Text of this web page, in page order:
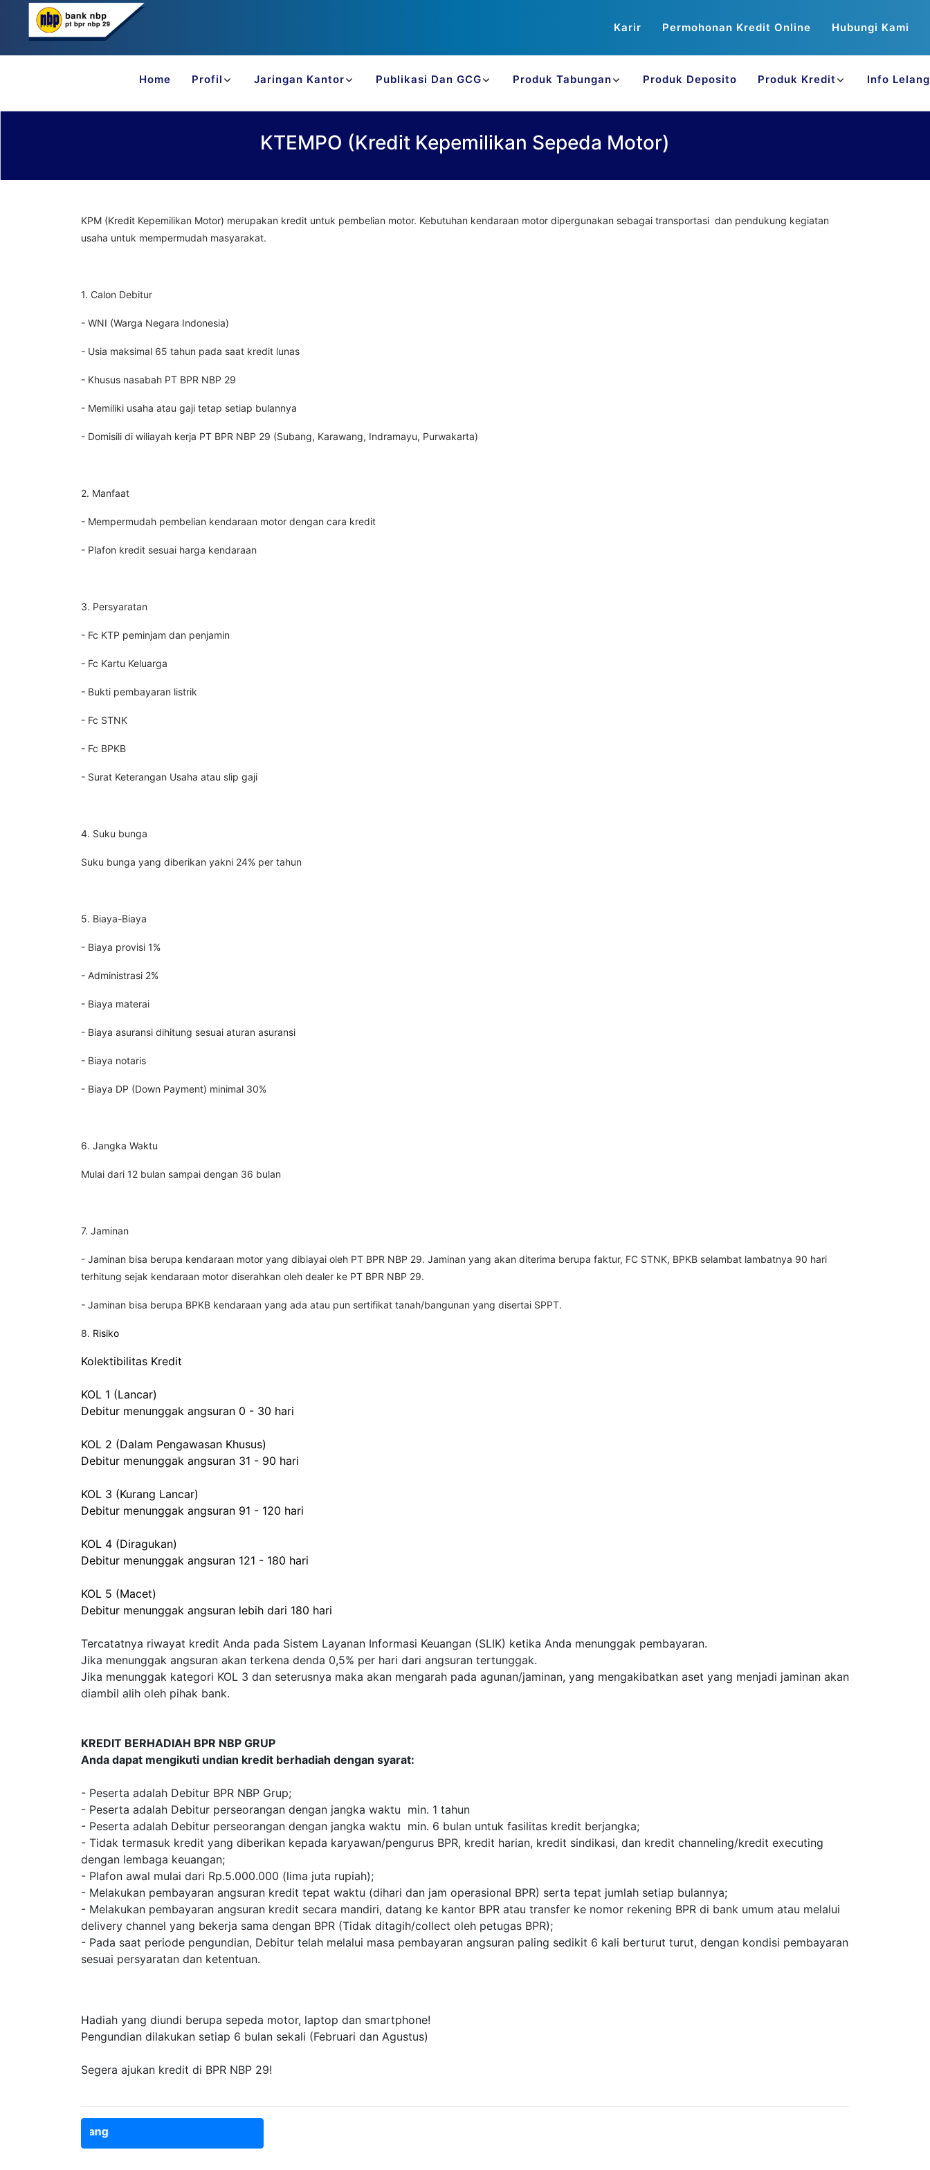
Karir Permohonan Kredit Online Hubungi Kami
Home Profil Jaringan Kantor Publikasi Dan GCG Produk Tabungan Produk Deposito Produk Kredit Info Lelang
KTEMPO (Kredit Kepemilikan Sepeda Motor)
KPM (Kredit Kepemilikan Motor) merupakan kredit untuk pembelian motor. Kebutuhan kendaraan motor dipergunakan sebagai transportasi dan pendukung kegiatan
usaha untuk mempermudah masyarakat.
1. Calon Debitur
- WNI (Warga Negara Indonesia)
- Usia maksimal 65 tahun pada saat kredit lunas
- Khusus nasabah PT BPR NBP 29
- Memiliki usaha atau gaji tetap setiap bulannya
- Domisili di wiliayah kerja PT BPR NBP 29 (Subang, Karawang, Indramayu, Purwakarta)
2. Manfaat
- Mempermudah pembelian kendaraan motor dengan cara kredit
- Plafon kredit sesuai harga kendaraan
3. Persyaratan
- Fc KTP peminjam dan penjamin
- Fc Kartu Keluarga
- Bukti pembayaran listrik
- Fc STNK
- Fc BPKB
- Surat Keterangan Usaha atau slip gaji
4. Suku bunga
Suku bunga yang diberikan yakni 24% per tahun
5. Biaya-Biaya
- Biaya provisi 1%
- Administrasi 2%
- Biaya materai
- Biaya asuransi dihitung sesuai aturan asuransi
- Biaya notaris
- Biaya DP (Down Payment) minimal 30%
6. Jangka Waktu
Mulai dari 12 bulan sampai dengan 36 bulan
7. Jaminan
- Jaminan bisa berupa kendaraan motor yang dibiayai oleh PT BPR NBP 29. Jaminan yang akan diterima berupa faktur, FC STNK, BPKB selambat lambatnya 90 hari
terhitung sejak kendaraan motor diserahkan oleh dealer ke PT BPR NBP 29.
- Jaminan bisa berupa BPKB kendaraan yang ada atau pun sertifikat tanah/bangunan yang disertai SPPT.
8. Risiko
Kolektibilitas Kredit
KOL 1 (Lancar)
Debitur menunggak angsuran 0 - 30 hari
KOL 2 (Dalam Pengawasan Khusus)
Debitur menunggak angsuran 31 - 90 hari
KOL 3 (Kurang Lancar)
Debitur menunggak angsuran 91 - 120 hari
KOL 4 (Diragukan)
Debitur menunggak angsuran 121 - 180 hari
KOL 5 (Macet)
Debitur menunggak angsuran lebih dari 180 hari
Tercatatnya riwayat kredit Anda pada Sistem Layanan Informasi Keuangan (SLIK) ketika Anda menunggak pembayaran.
Jika menunggak angsuran akan terkena denda 0,5% per hari dari angsuran tertunggak.
Jika menunggak kategori KOL 3 dan seterusnya maka akan mengarah pada agunan/jaminan, yang mengakibatkan aset yang menjadi jaminan akan
diambil alih oleh pihak bank.
KREDIT BERHADIAH BPR NBP GRUP
Anda dapat mengikuti undian kredit berhadiah dengan syarat:
- Peserta adalah Debitur BPR NBP Grup;
- Peserta adalah Debitur perseorangan dengan jangka waktu min. 1 tahun
- Peserta adalah Debitur perseorangan dengan jangka waktu min. 6 bulan untuk fasilitas kredit berjangka;
- Tidak termasuk kredit yang diberikan kepada karyawan/pengurus BPR, kredit harian, kredit sindikasi, dan kredit channeling/kredit executing
dengan lembaga keuangan;
- Plafon awal mulai dari Rp.5.000.000 (lima juta rupiah);
- Melakukan pembayaran angsuran kredit tepat waktu (dihari dan jam operasional BPR) serta tepat jumlah setiap bulannya;
- Melakukan pembayaran angsuran kredit secara mandiri, datang ke kantor BPR atau transfer ke nomor rekening BPR di bank umum atau melalui
delivery channel yang bekerja sama dengan BPR (Tidak ditagih/collect oleh petugas BPR);
- Pada saat periode pengundian, Debitur telah melalui masa pembayaran angsuran paling sedikit 6 kali berturut turut, dengan kondisi pembayaran
sesuai persyaratan dan ketentuan.
Hadiah yang diundi berupa sepeda motor, laptop dan smartphone!
Pengundian dilakukan setiap 6 bulan sekali (Februari dan Agustus)
Segera ajukan kredit di BPR NBP 29!